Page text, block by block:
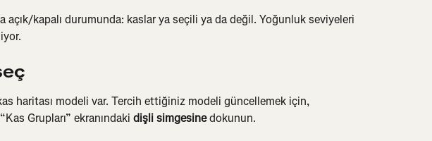
açık/kapalı durumunda: kaslar ya seçili ya da değil. Yoğunluk seviyeleri
haritası modeli var. Tercih ettiğiniz modeli güncellemek için,
Grupları” ekranındaki dişli simgesine dokunun.